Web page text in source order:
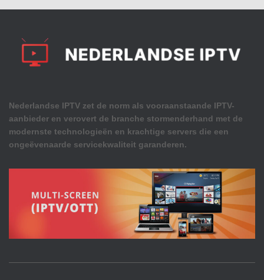
Nederlandse IPTV zet de norm als vooraanstaande IPTV-
aanbieder en verovert de branche stormenderhand met de
modernste technologieën en krachtige servers die een
ongeëvenaarde servicekwaliteit garanderen.